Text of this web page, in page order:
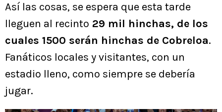
Así las cosas, se espera que esta tarde
lleguen al recinto 29 mil hinchas, de los
cuales 1500 serán hinchas de Cobreloa.
Fanáticos locales y visitantes, con un
estadio lleno, como siempre se debería
jugar.